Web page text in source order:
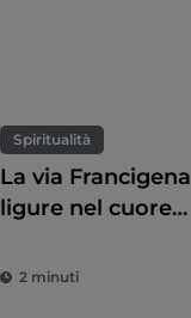
Spiritualità
La via Francigena
ligure nel cuore
2 minuti